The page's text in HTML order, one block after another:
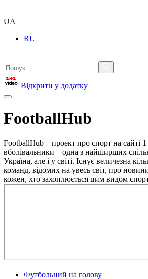
UA
RU
Відкрити у додатку
FootballHub
FootballHub – проект про спорт на сайті
вболівальники – одна з найширших
Україна, але і у світі. Існує величезна
команд, відомих на увесь світ, про
кожен, хто захоплюється цим видом
Футбольний на голову